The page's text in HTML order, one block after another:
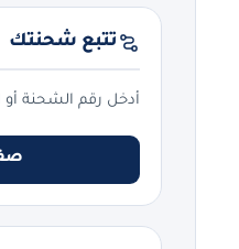
تتبع شحنتك
أدخل رقم الشحنة أو